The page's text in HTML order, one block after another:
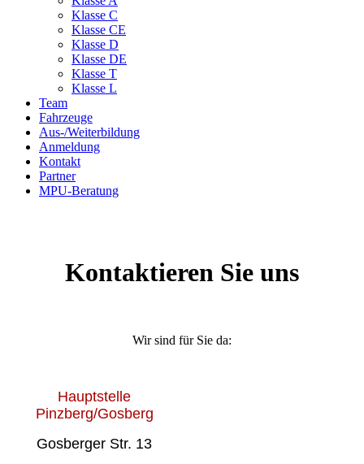
Klasse C
Klasse CE
Klasse D
Klasse DE
Klasse T
Klasse L
Team
Fahrzeuge
Aus-/Weiterbildung
Anmeldung
Kontakt
Partner
MPU-Beratung
Kontaktieren Sie uns
Wir sind für Sie da:
Hauptstelle
Pinzberg/Gosberg
Gosberger Str. 13